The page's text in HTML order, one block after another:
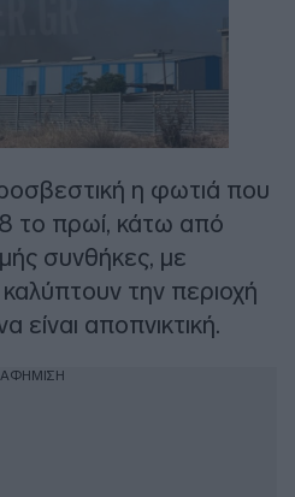
η φωτιά που
το πρωί, κάτω από
συνθήκες, με
την περιοχή
είναι αποπνικτική.